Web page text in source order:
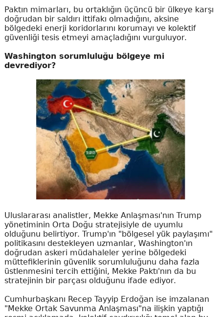
Paktın mimarları, bu ortaklığın üçüncü bir ülkeye karşı
doğrudan bir saldırı ittifakı olmadığını, aksine
bölgedeki enerji koridorlarını korumayı ve kolektif
güvenliği tesis etmeyi amaçladığını vurguluyor.
Washington sorumluluğu bölgeye mi
devrediyor?
Uluslararası analistler, Mekke Anlaşması'nın Trump
yönetiminin Orta Doğu stratejisiyle de uyumlu
olduğunu belirtiyor. Trump'ın "bölgesel yük paylaşımı"
politikasını destekleyen uzmanlar, Washington'ın
doğrudan askeri müdahaleler yerine bölgedeki
müttefiklerinin güvenlik sorumluluğunu daha fazla
üstlenmesini tercih ettiğini, Mekke Paktı'nın da bu
stratejinin bir parçası olduğunu ifade ediyor.
Cumhurbaşkanı Recep Tayyip Erdoğan ise imzalanan
"Mekke Ortak Savunma Anlaşması"na ilişkin yaptığı